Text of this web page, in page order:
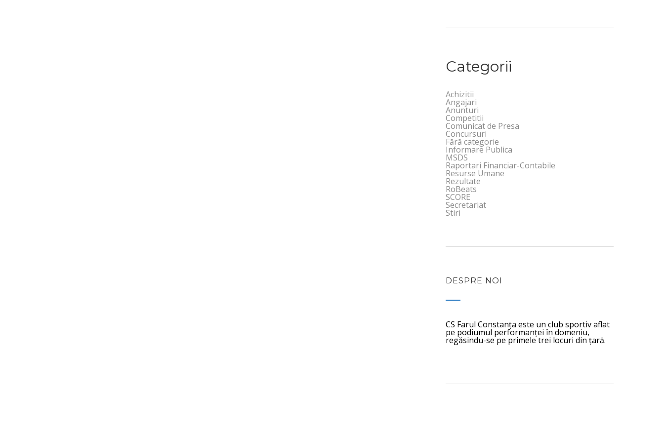
Categorii
Achizitii
Angajari
Anunturi
Competitii
Comunicat de Presa
Concursuri
Fără categorie
Informare Publica
MSDS
Raportari Financiar-Contabile
Resurse Umane
Rezultate
RoBeats
SCORE
Secretariat
Stiri
DESPRE NOI
CS Farul Constanța este un club sportiv aflat
pe podiumul performanței în domeniu,
regăsindu-se pe primele trei locuri din țară.